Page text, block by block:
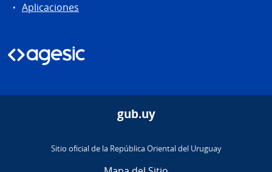
Aplicaciones
gub.uy
Sitio oficial de la República Oriental del Uruguay